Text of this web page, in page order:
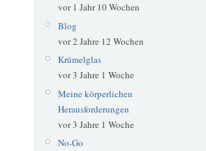
vor 1 Jahr 10 Wochen
Blog
vor 2 Jahre 12 Wochen
Krümelglas
vor 3 Jahre 1 Woche
Meine körperlichen
Herausforderungen
vor 3 Jahre 1 Woche
No-Go